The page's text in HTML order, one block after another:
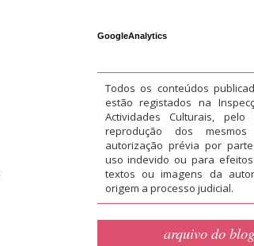
GoogleAnalytics
Todos os conteúdos
estão registados na
Actividades Culturais,
reprodução dos
autorização prévia por
uso indevido ou para
textos ou imagens da
origem a processo judicial.
arquivo do